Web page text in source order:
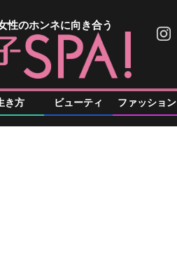
性のホンネに向き合う
き方 ビューティ ファッション